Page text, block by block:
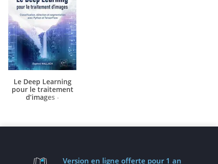
Le Deep Learning
pour le traitement
d’images -
Version en ligne offerte pour 1 an